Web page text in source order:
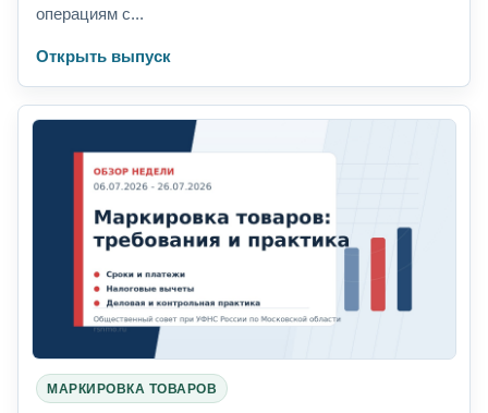
операциям с...
Открыть выпуск
МАРКИРОВКА ТОВАРОВ